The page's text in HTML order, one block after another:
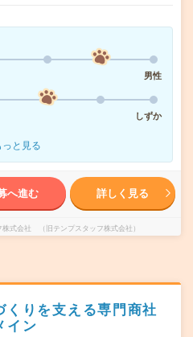
男性
しずか
っと見る
へ進む 詳しく見る
式会社 （旧テンプスタッフ株式会社）
りを支える専門商社
イン